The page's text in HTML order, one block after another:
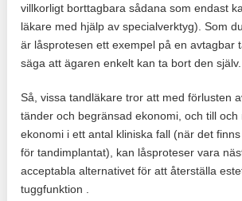
villkorligt borttagbara sådana som endast
läkare med hjälp av specialverktyg). Som
är låsprotesen ett exempel på en avtagbar
säga att ägaren enkelt kan ta bort den själv.
Så, vissa tandläkare tror att med förlusten
tänder och begränsad ekonomi, och till och
ekonomi i ett antal kliniska fall (när det
för tandimplantat), kan låsproteser vara
acceptabla alternativet för att återställa
tuggfunktion .